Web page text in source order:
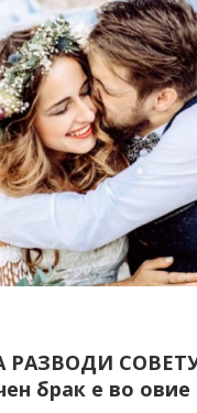
РАЗВОДИ
брак е во овие